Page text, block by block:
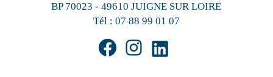
BP 70023 - 49610 JUIGNE SUR LOIRE
Tél : 07 88 99 01 07